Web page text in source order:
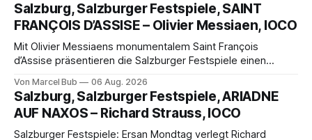
Salzburg, Salzburger Festspiele, SAINT
FRANÇOIS D’ASSISE – Olivier Messiaen, IOCO
Mit Olivier Messiaens monumentalem Saint François
d’Assise präsentieren die Salzburger Festspiele einen
eine bildgewaltige Inszenierung, Maxime Pascal entfaltet
die komplexe Partitur eindrucksvoll, Philippe Sly berührt als
Franziskus.
Von Marcel Bub 06 Aug. 2026
Salzburg, Salzburger Festspiele, ARIADNE
AUF NAXOS – Richard Strauss, IOCO
Salzburger Festspiele: Ersan Mondtag verlegt Richard